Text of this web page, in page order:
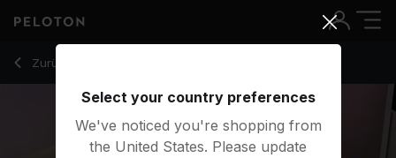
Zurück zu Kraftkurse
Zurück
Select your country preferences
We've noticed you're shopping from
the United States. Please update